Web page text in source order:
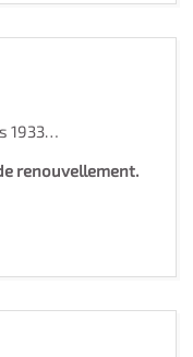
1933…
renouvellement.